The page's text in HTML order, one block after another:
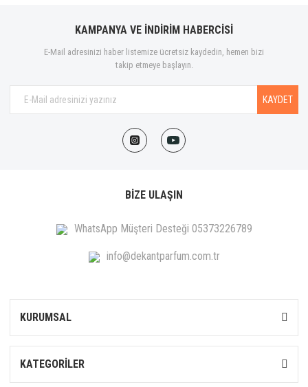
KAMPANYA VE İNDİRİM HABERCİSİ
E-Mail adresinizi haber listemize ücretsiz kaydedin, hemen bizi
takip etmeye başlayın.
KAYDET
BİZE ULAŞIN
WhatsApp Müşteri Desteği 05373226789
info@dekantparfum.com.tr
KURUMSAL
KATEGORİLER